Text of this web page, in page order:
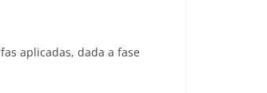
aplicadas, dada a fase